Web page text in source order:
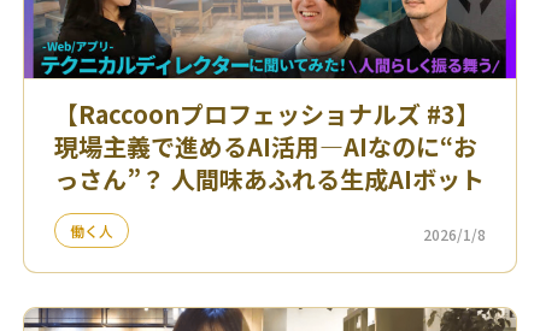
【Raccoonプロフェッショナルズ #3】
現場主義で進めるAI活用—AIなのに“お
っさん”？ 人間味あふれる生成AIボット
働く人 2026/1/8